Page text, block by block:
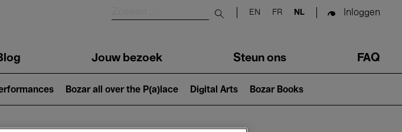
Submit search
EN FR NL Inloggen
Jouw bezoek Steun ons FAQ
Bozar all over the P(a)lace Digital Arts Bozar Books